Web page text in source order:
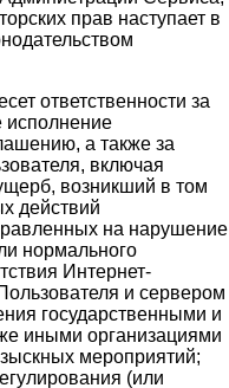
прав наступает в
ответственности за
а также за
включая
возникший в том
действий
на нарушение
нормального
Интернет-
и сервером
государственными и
иными организациями
мероприятий;
(или